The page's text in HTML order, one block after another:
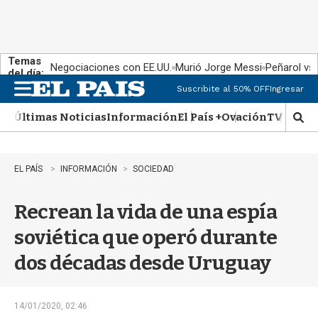
Temas
del día: Negociaciones con EE.UU. Murió Jorge Messi Peñarol
n
u
Suscribite al 50% OFFIngresar
Últimas NoticiasInformaciónEl País +OvaciónTV Show
M
o
EL PAÍS INFORMACIÓN SOCIEDAD
Recrean la vida de una espía
soviética que operó durante
dos décadas desde Uruguay
14/01/2020, 02:46